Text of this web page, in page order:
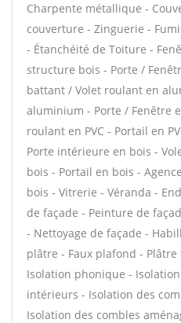
Charpente métallique -
couverture - Zinguerie -
- Étanchéité de Toiture -
structure bois - Porte /
battant / Volet roulant en
aluminium - Porte / Fenêtre
roulant en PVC - Portail en
Porte intérieure en bois -
bois - Portail en bois -
bois - Vitrerie - Véranda -
de façade - Peinture de
- Nettoyage de façade -
plâtre - Faux plafond -
Isolation phonique -
intérieurs - Isolation des
Isolation des combles